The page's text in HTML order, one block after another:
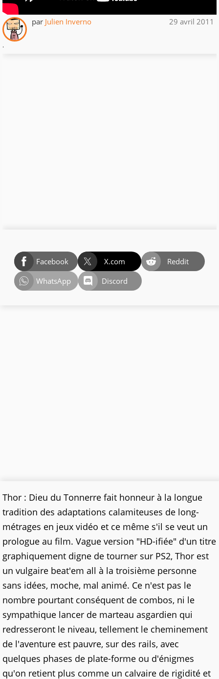
par Julien Inverno 29 avril 2011
.
Facebook X.com
Reddit
WhatsApp
Discord
Thor : Dieu du Tonnerre fait honneur à la longue
tradition des adaptations calamiteuses de long-
métrages en jeux vidéo et ce même s'il se veut un
prologue au film. Vague version "HD-ifiée" d'un titre
graphiquement digne de tourner sur PS2, Thor est
un vulgaire beat'em all à la troisième personne
sans idées, moche, mal animé. Ce n'est pas le
nombre pourtant conséquent de combos, ni le
sympathique lancer de marteau asgardien qui
redresseront le niveau, tellement le cheminement
de l'aventure est pauvre, sur des rails, avec
quelques phases de plate-forme ou d'énigmes
qu'on retient plus comme un calvaire de rigidité et